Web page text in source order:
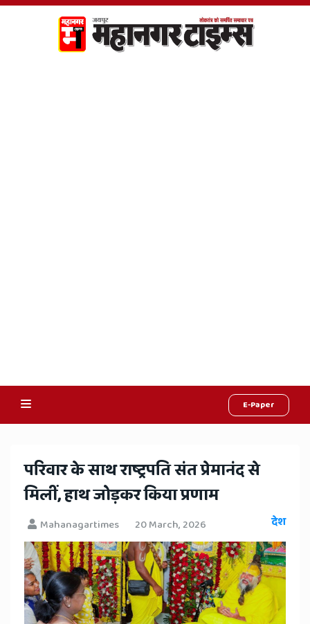
E-Paper
Hindi
News,
Hindi
Samachar,
Jaipur
Rajasthan
​परिवार के साथ राष्ट्रपति संत प्रेमानंद से
मिलीं, हाथ जोड़कर किया प्रणाम
Mahanagartimes 20 March, 2026 देश